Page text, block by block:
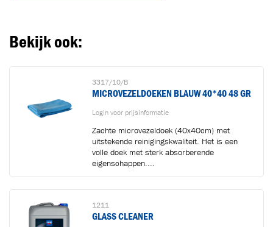
Bekijk ook:
3317/10/B
MICROVEZELDOEKEN BLAUW 40*40 48 GR
Login voor prijsinformatie
Zachte microvezeldoek (40x40cm) met
uitstekende reinigingskwaliteit. Het is een
volle doek met sterk absorberende
eigenschappen....
1211
GLASS CLEANER